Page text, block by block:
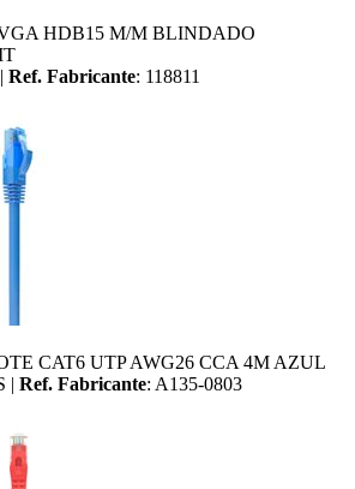
HDB15 M/M BLINDADO
Ref. Fabricante: 118811
CAT6 UTP AWG26 CCA 4M AZUL
| Ref. Fabricante: A135-0803